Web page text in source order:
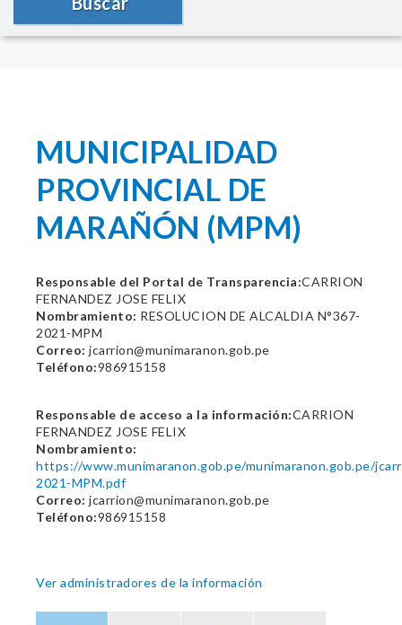
MUNICIPALIDAD
PROVINCIAL DE
MARAÑÓN (MPM)
Responsable del Portal de Transparencia:CARRION
FERNANDEZ JOSE FELIX
Nombramiento: RESOLUCION DE ALCALDIA N°367-
2021-MPM
Correo: jcarrion@munimaranon.gob.pe
Teléfono:986915158
Responsable de acceso a la información:CARRION
FERNANDEZ JOSE FELIX
Nombramiento:
https://www.munimaranon.gob.pe/munimaranon.gob.pe/
2021-MPM.pdf
Correo: jcarrion@munimaranon.gob.pe
Teléfono:986915158
Ver administradores de la información